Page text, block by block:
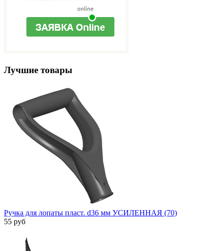
Лучшие товары
Ручка для лопаты пласт. d36 мм УСИЛЕННАЯ (70)
55 руб